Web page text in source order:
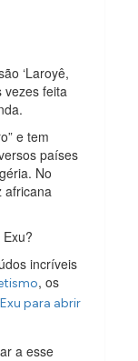
‘Laroyê,
vezes feita
e tem
países
No
africana
incríveis
, os
para abrir
a esse